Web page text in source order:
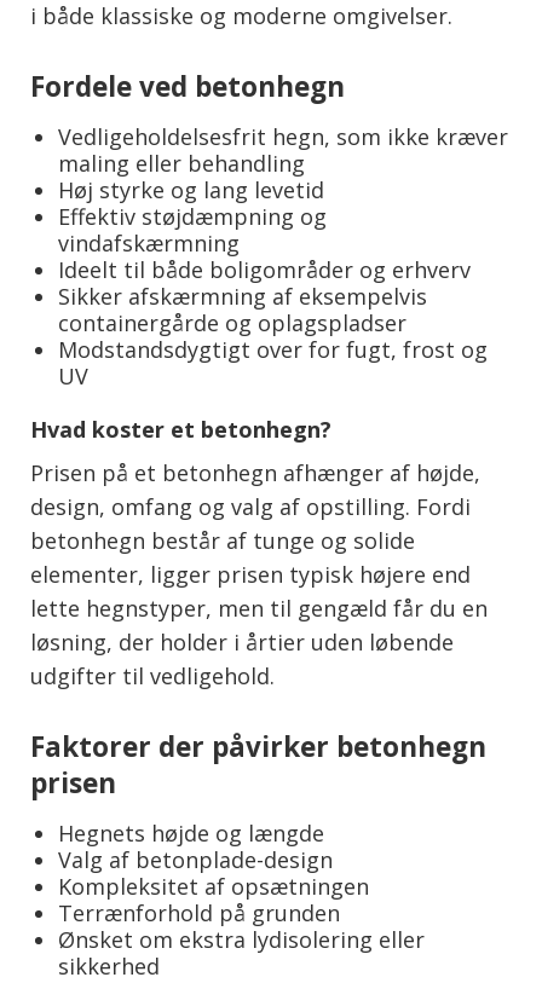
i både klassiske og moderne omgivelser.
Fordele ved betonhegn
Vedligeholdelsesfrit hegn, som ikke kræver
maling eller behandling
Høj styrke og lang levetid
Effektiv støjdæmpning og
vindafskærmning
Ideelt til både boligområder og erhverv
Sikker afskærmning af eksempelvis
containergårde og oplagspladser
Modstandsdygtigt over for fugt, frost og
UV
Hvad koster et betonhegn?
Prisen på et betonhegn afhænger af højde,
design, omfang og valg af opstilling. Fordi
betonhegn består af tunge og solide
elementer, ligger prisen typisk højere end
lette hegnstyper, men til gengæld får du en
løsning, der holder i årtier uden løbende
udgifter til vedligehold.
Faktorer der påvirker betonhegn
prisen
Hegnets højde og længde
Valg af betonplade-design
Kompleksitet af opsætningen
Terrænforhold på grunden
Ønsket om ekstra lydisolering eller
sikkerhed